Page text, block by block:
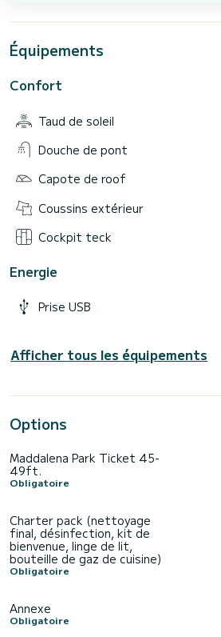
Équipements
Confort
Taud de soleil
Douche de pont
Capote de roof
Coussins extérieur
Cockpit teck
Energie
Prise USB
Afficher tous les équipements
Options
Maddalena Park Ticket 45-
49ft.
Obligatoire
Charter pack (nettoyage
final, désinfection, kit de
bienvenue, linge de lit,
bouteille de gaz de cuisine)
Obligatoire
Annexe
Obligatoire